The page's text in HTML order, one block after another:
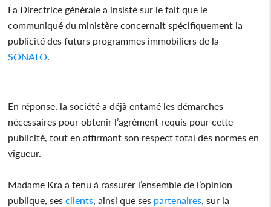
La Directrice générale a insisté sur le fait que le
communiqué du ministère concernait spécifiquement la
publicité des futurs programmes immobiliers de la
SONALO
En réponse, la société a déjà entamé les démarches
nécessaires pour obtenir l’agrément requis pour cette
publicité, tout en affirmant son respect total des normes en
vigueur.
Madame Kra a tenu à rassurer l’ensemble de l’opinion
publique, ses clients , ainsi que ses partenaires , sur la